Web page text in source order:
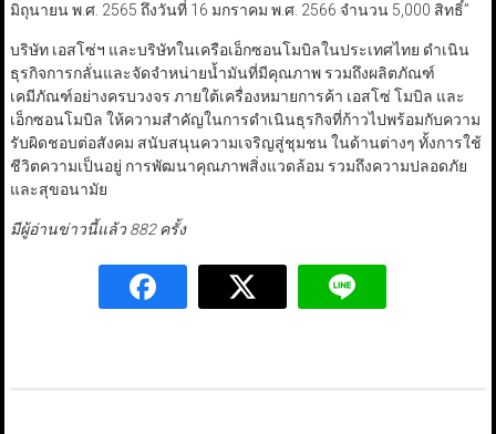
มิถุนายน พ.ศ. 2565 ถึงวันที่ 16 มกราคม พ.ศ. 2566 จำนวน 5,000 สิทธิ์”
บริษัท เอสโซ่ฯ และบริษัทในเครือเอ็กซอนโมบิลในประเทศไทย ดำเนิน
ธุรกิจการกลั่นและจัดจำหน่ายน้ำมันที่มีคุณภาพ รวมถึงผลิตภัณฑ์
เคมีภัณฑ์อย่างครบวงจร ภายใต้เครื่องหมายการค้า เอสโซ่ โมบิล และ
เอ็กซอนโมบิล ให้ความสำคัญในการดำเนินธุรกิจที่ก้าวไปพร้อมกับความ
รับผิดชอบต่อสังคม สนับสนุนความเจริญสู่ชุมชน ในด้านต่างๆ ทั้งการใช้
ชีวิตความเป็นอยู่ การพัฒนาคุณภาพสิ่งแวดล้อม รวมถึงความปลอดภัย
และสุขอนามัย
มีผู้อ่านข่าวนี้แล้ว 882 ครั้ง